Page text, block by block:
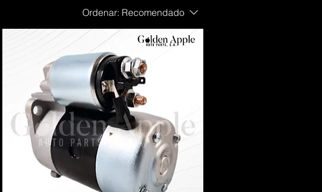
Ordenar: Recomendado